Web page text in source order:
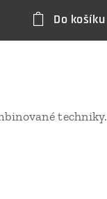
Do košíku
techniky.